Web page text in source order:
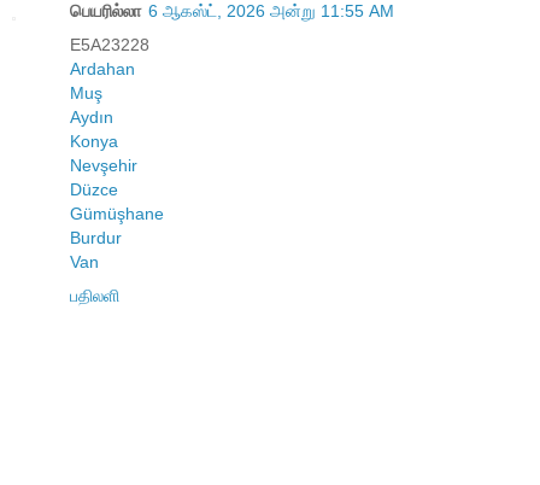
பெயரில்லா 6 ஆகஸ்ட், 2026 அன்று 11:55 AM
E5A23228
Ardahan
Muş
Aydın
Konya
Nevşehir
Düzce
Gümüşhane
Burdur
Van
பதிலளி